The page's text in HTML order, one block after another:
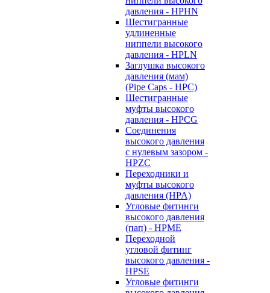
давления - HPHN
Шестигранные
удлиненные
ниппели высокого
давления - HPLN
Заглушка высокого
давления (мам)
(Pipe Caps - HPC)
Шестигранные
муфты высокого
давления - HPCG
Соединения
высокого давления
с нулевым зазором -
HPZC
Переходники и
муфты высокого
давления (HPA)
Угловые фитинги
высокого давления
(пап) - HPME
Переходной
угловой фитинг
высокого давления -
HPSE
Угловые фитинги